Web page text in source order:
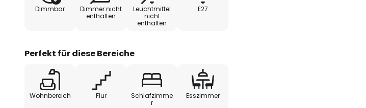
Dimmbar
Dimmer nicht
enthalten
Leuchtmittel
nicht
enthalten
E27
Perfekt für diese Bereiche
Wohnbereich Flur
Schlafzimme
r
Esszimmer